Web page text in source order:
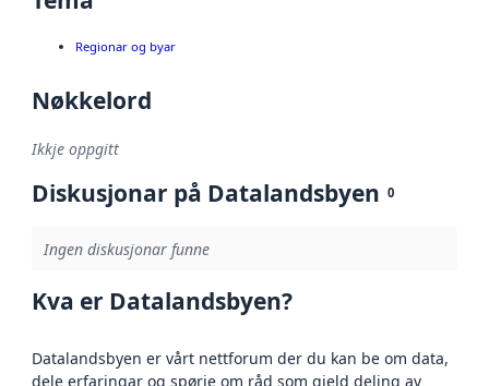
Regionar og byar
Nøkkelord
Ikkje oppgitt
Diskusjonar på Datalandsbyen 0
Ingen diskusjonar funne
Kva er Datalandsbyen?
Datalandsbyen er vårt nettforum der du kan be om data,
dele erfaringar og spørje om råd som gjeld deling av